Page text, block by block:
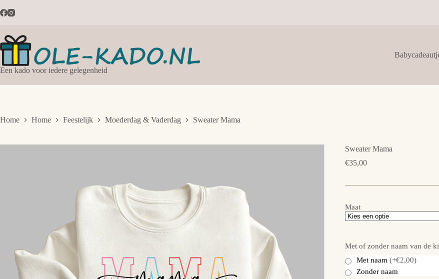
naar
Een kado voor iedere gelegenheid
Home Home Feestelijk Moederdag & Vaderdag Sweater Mama
Sweater Mama
€35,00
Maat
Met of zonder naam van de
Met naam (+€2,00)
Zonder naam